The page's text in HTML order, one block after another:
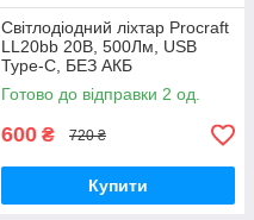
Світлодіодний ліхтар Procraft
LL20bb 20В, 500Лм, USB
Type-C, БЕЗ АКБ
Готово до відправки 2 од.
600 ₴ 720 ₴
Купити